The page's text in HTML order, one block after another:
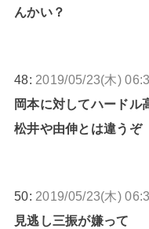
んかい？
48: 2019/05/23(木)
岡本に対してハードル
松井や由伸とは違うぞ
50: 2019/05/23(木)
見逃し三振が嫌って